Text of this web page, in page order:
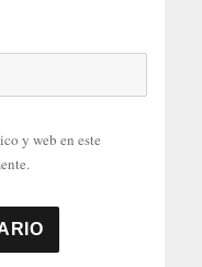
y web en este